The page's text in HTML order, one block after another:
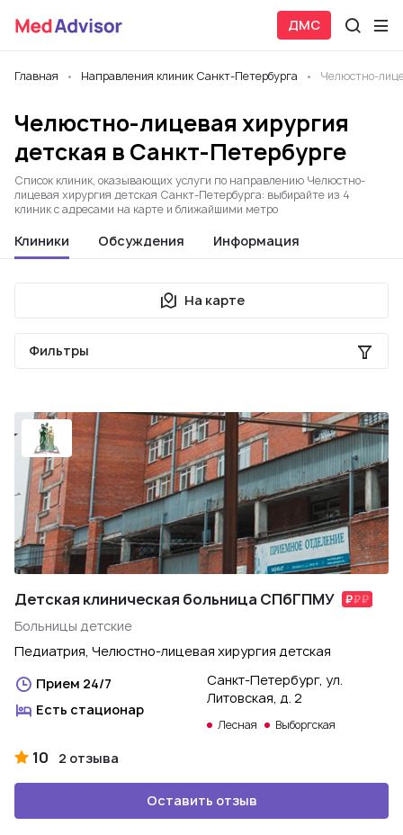
ДМС
Главная Направления клиник Санкт-Петербурга Челюстно-
Челюстно-лицевая хирургия
детская в Санкт-Петербурге
Список клиник, оказывающих услуги по направлению Челюстно-
лицевая хирургия детская Санкт-Петербурга: выбирайте из 4
клиник с адресами на карте и ближайшими метро
Клиники Обсуждения Информация
На карте
Фильтры
Детская клиническая больница СПбГПМУ
Больницы детские
Педиатрия, Челюстно-лицевая хирургия детская
Прием 24/7
Есть стационар
Санкт-Петербург, ул.
Литовская, д. 2
Лесная Выборгская
10 2 отзыва
Оставить отзыв